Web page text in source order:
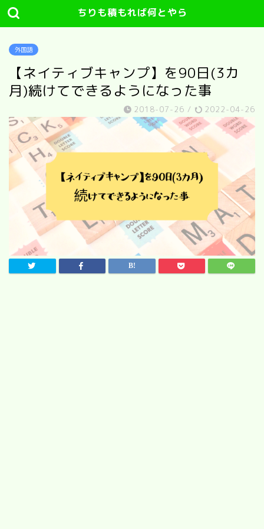
ちりも積もれば何とやら
外国語
【ネイティブキャンプ】を90日(3カ
月)続けてできるようになった事
2018-07-26 / 2022-04-26